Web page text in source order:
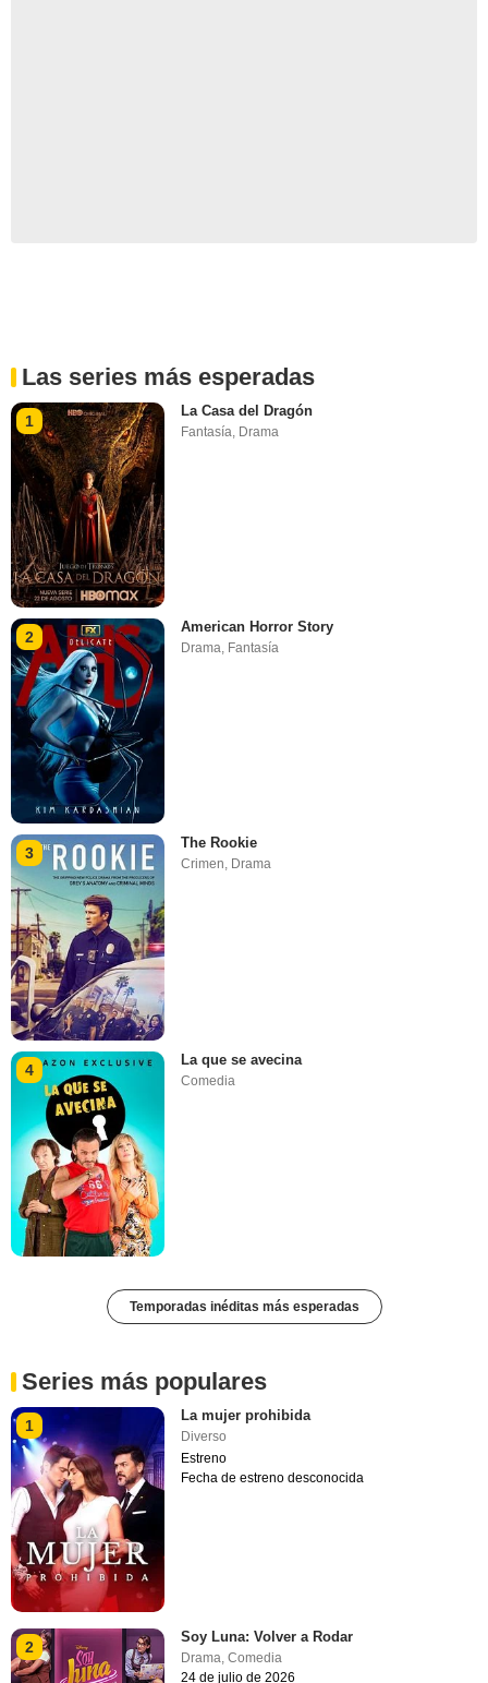
Las series más esperadas
1
La Casa del Dragón
Fantasía Drama
2
American Horror Story
Drama, Fantasía
3
The Rookie
Crimen, Drama
4
La que se avecina
Comedia
Temporadas inéditas más esperadas
Series más populares
1
La mujer prohibida
Diverso
Estreno
Fecha de estreno desconocida
2
Soy Luna: Volver a Rodar
Drama,Comedia
24 de julio de 2026